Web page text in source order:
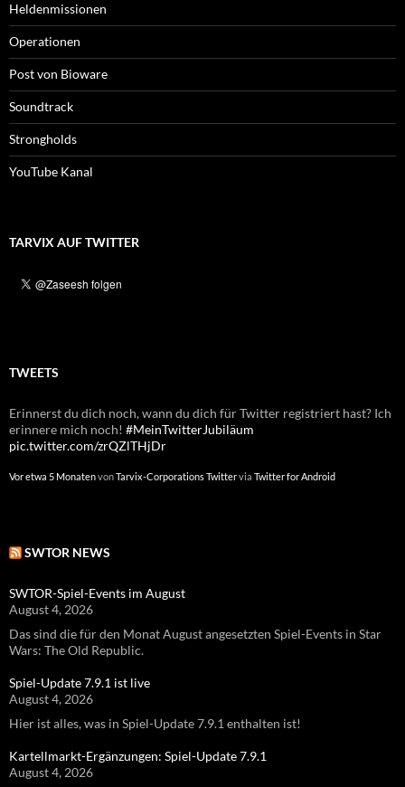
Heldenmissionen
Operationen
Post von Bioware
Soundtrack
Strongholds
YouTube Kanal
TARVIX AUF TWITTER
TWEETS
Erinnerst du dich noch, wann du dich für Twitter registriert hast? Ich
erinnere mich noch! #MeinTwitterJubiläum
pic.twitter.com/zrQZlTHjDr
Vor etwa 5 MonatenvonTarvix-Corporations Twittervia Twitter for Android
Erinnerst du dich noch, wann du dich für Twitter registriert hast? Ich
erinnere mich noch! #MeinTwitterJubiläum
pic.twitter.com/GITNW4yvgL
Vor etwa einem JahrvonTarvix-Corporations TwitterviaTwitter for Android
SWTOR NEWS
SWTOR-Spiel-Events im August
August 4, 2026
Das sind die für den Monat August angesetzten Spiel-Events in Star
Wars: The Old Republic.
Spiel-Update 7.9.1 ist live
August 4, 2026
Hier ist alles, was in Spiel-Update 7.9.1 enthalten ist!
Kartellmarkt-Ergänzungen: Spiel-Update 7.9.1
August 4, 2026